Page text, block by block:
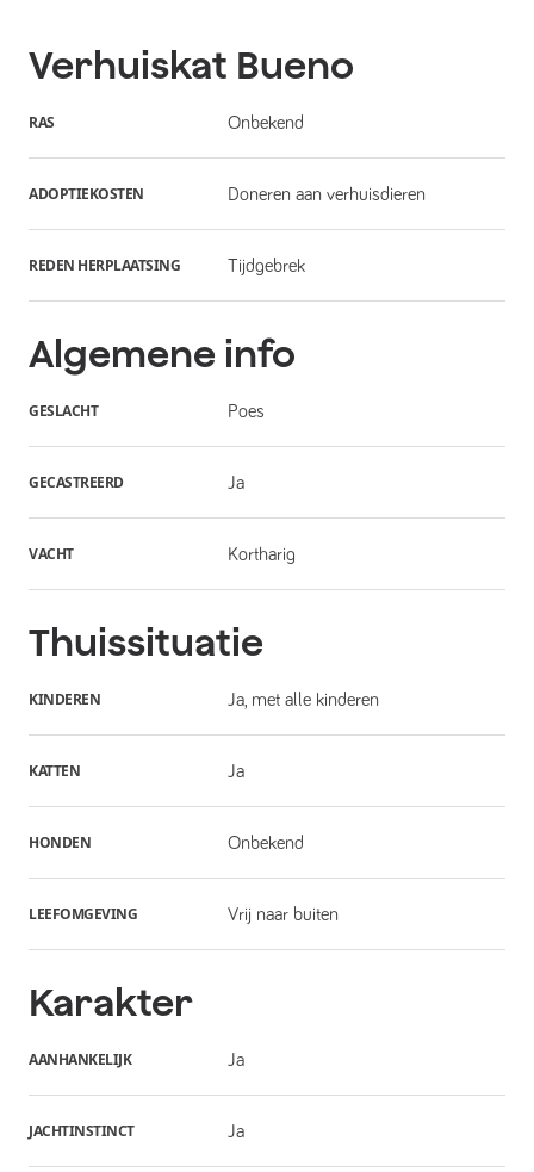
Verhuiskat Bueno
RAS Onbekend
ADOPTIEKOSTEN Doneren aan verhuisdieren
REDEN HERPLAATSING Tijdgebrek
Algemene info
GESLACHT Poes
GECASTREERD Ja
VACHT Kortharig
Thuissituatie
KINDEREN Ja, met alle kinderen
KATTEN Ja
HONDEN Onbekend
LEEFOMGEVING Vrij naar buiten
Karakter
AANHANKELIJK Ja
JACHTINSTINCT Ja